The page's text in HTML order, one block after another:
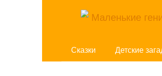
Cказки Детские